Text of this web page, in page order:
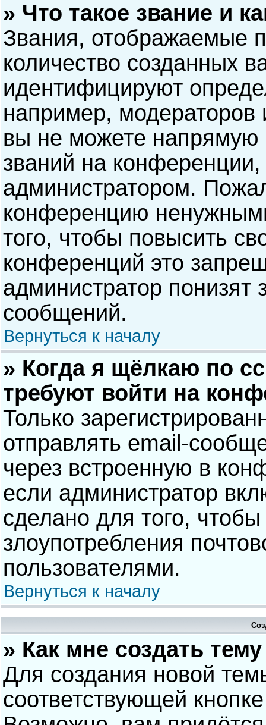
» Что такое звание и
Звания, отображаемые
количество созданных
идентифицируют
например,
вы не можете напрямую
званий на
администратором.
конференцию
того, чтобы повысить
конференций это
администратор понизят
сообщений.
Вернуться к началу
» Когда я щёлкаю по
требуют войти на
Только
отправлять email-
через встроенную в
если администратор
сделано для того, чтобы
злоупотребления
пользователями.
Вернуться к началу
» Как мне создать
Для создания новой
соответствующей